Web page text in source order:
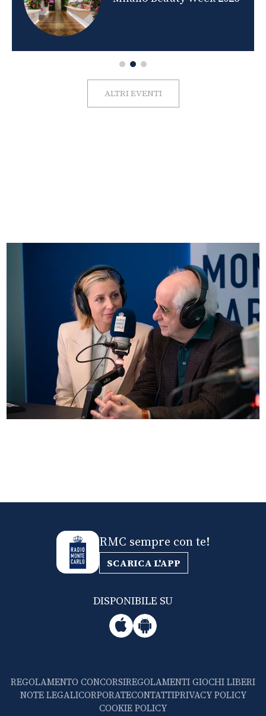
ALTRI EVENTI
RMC sempre con te!
SCARICA L'APP
DISPONIBILE SU
REGOLAMENTO CONCORSIREGOLAMENTI GIOCHI LIBERI
NOTE LEGALICORPORATECONTATTIPRIVACY POLICY
COOKIE POLICY